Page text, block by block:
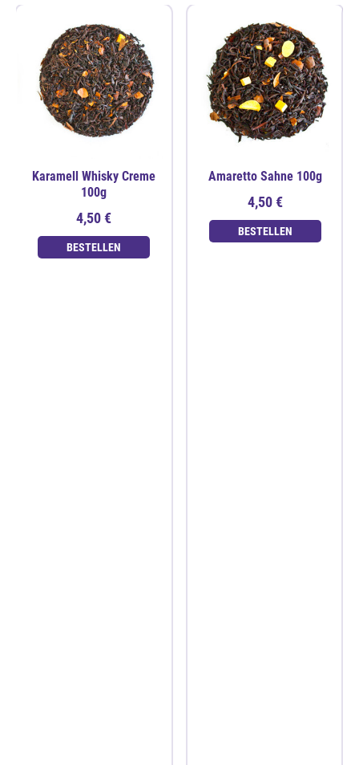
Karamell Whisky Creme
100g
4,50 €
BESTELLEN
Amaretto Sahne 100g
4,50 €
BESTELLEN